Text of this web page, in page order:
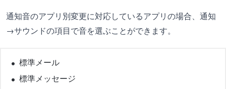
通知音のアプリ別変更に対応しているアプリの場合、通知
→サウンドの項目で音を選ぶことができます。
標準メール
標準メッセージ